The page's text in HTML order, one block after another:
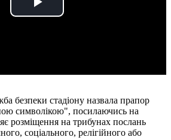
Play
безпеки стадіону назвала прапор
символікою", посилаючись на
розміщення на трибунах послань
соціального, релігійного або